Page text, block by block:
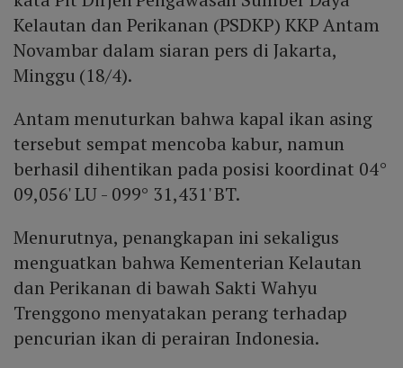
Kelautan dan Perikanan (PSDKP) KKP Antam
Novambar dalam siaran pers di Jakarta,
Minggu (18/4).
Antam menuturkan bahwa kapal ikan asing
tersebut sempat mencoba kabur, namun
berhasil dihentikan pada posisi koordinat 04°
09,056' LU - 099° 31,431' BT.
Menurutnya, penangkapan ini sekaligus
menguatkan bahwa Kementerian Kelautan
dan Perikanan di bawah Sakti Wahyu
Trenggono menyatakan perang terhadap
pencurian ikan di perairan Indonesia.